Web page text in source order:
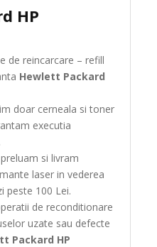
HP
de reincarcare – refill
Hewlett Packard
doar cerneala si toner
executia
si livram
laser in vederea
peste 100 Lei.
de reconditionare
uzate sau defecte
Packard HP